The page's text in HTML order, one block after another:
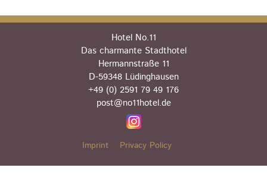
Hotel No.11
Das charmante Stadthotel
Hermannstraße 11
D-59348 Lüdinghausen
+49 (0) 2591 79 49 176
post@no11hotel.de
Imprint Privacy Policy